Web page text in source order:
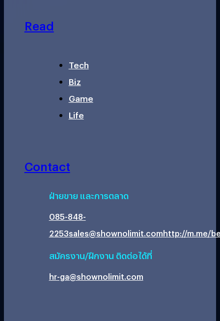
Read
Tech
Biz
Game
Life
Contact
ฝ่ายขาย และการตลาด
085-848-
2253sales@shownolimit.comhttp://m.me/
สมัครงาน/ฝึกงาน ติดต่อได้ที่
hr-ga@shownolimit.com